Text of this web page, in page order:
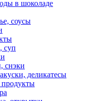
в шоколаде
соусы
суп
снэки
деликатесы